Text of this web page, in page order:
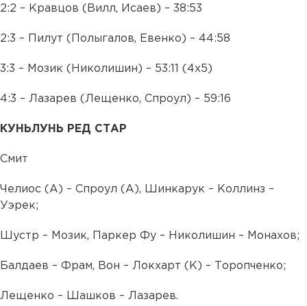
2:2 – Кравцов (Вилл, Исаев) – 38:53
2:3 – Пилут (Полыгалов, Евенко) – 44:58
3:3 – Мозик (Николишин) – 53:11 (4х5)
4:3 – Лазарев (Лещенко, Спроул) – 59:16
КУНЬЛУНЬ РЕД СТАР
Смит
Челиос (А) – Спроул (А), Шинкарук – Коллинз –
Уэрек;
Шустр – Мозик, Паркер Фу – Николишин – Монахов;
Балдаев – Фрам, Вон – Локхарт (К) – Торопченко;
Лещенко – Шашков – Лазарев.